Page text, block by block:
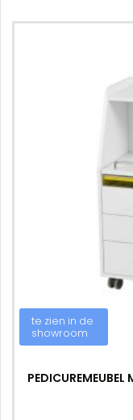
te zien in de
showroom
PEDICUREMEUBEL